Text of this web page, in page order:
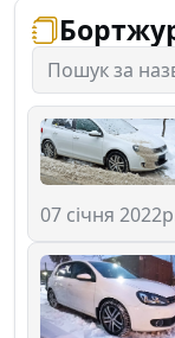
07 січня